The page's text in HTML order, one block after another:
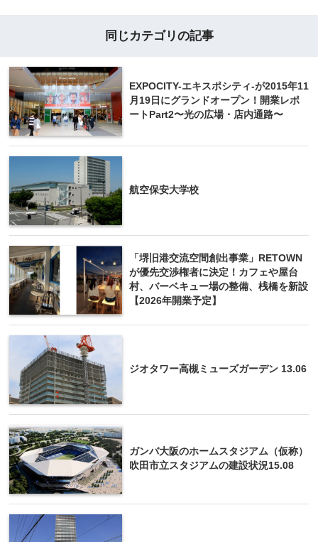
同じカテゴリの記事
EXPOCITY-エキスポシティ-が2015年11
月19日にグランドオープン！開業レポ
ートPart2〜光の広場・店内通路〜
航空保安大学校
「堺旧港交流空間創出事業」RETOWN
が優先交渉権者に決定！カフェや屋台
村、バーベキュー場の整備、桟橋を新設
【2026年開業予定】
ジオタワー高槻ミューズガーデン 13.06
ガンバ大阪のホームスタジアム（仮称）
吹田市立スタジアムの建設状況15.08